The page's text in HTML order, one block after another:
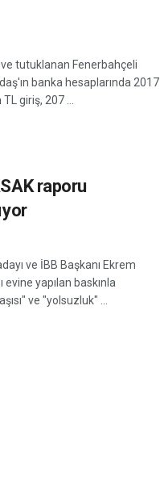
ve tutuklanan Fenerbahçeli
banka hesaplarında 2017
giriş, 207 ...
raporu
ve İBB Başkanı Ekrem
yapılan baskınla
ve "yolsuzluk" ...